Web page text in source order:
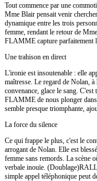
Tout commence par une
Mme Blair pensait venir
dynamique entre les trois
femme, rendant le retour de
FLAMME capture parfaitement
Une trahison en direct
L'ironie est insoutenable : elle
maîtresse. Le regard de Nolan,
convenance, glace le sang.
FLAMME de nous plonger
semble presque triomphante,
La force du silence
Ce qui frappe le plus, c'est le
arrogant de Nolan. Elle est
femme sans remords. La scène
verbale inouïe.
simple appel téléphonique peut